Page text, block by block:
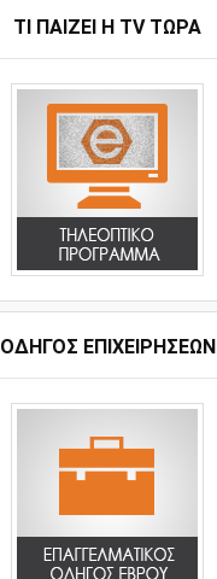
ΤΙ ΠΑΊΖΕΙ Η ΤV ΤΏΡΑ
ΟΔΗΓΌΣ ΕΠΙΧΕΙΡΉΣΕΩΝ